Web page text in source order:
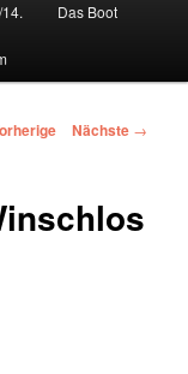
Das Boot
Nächste →